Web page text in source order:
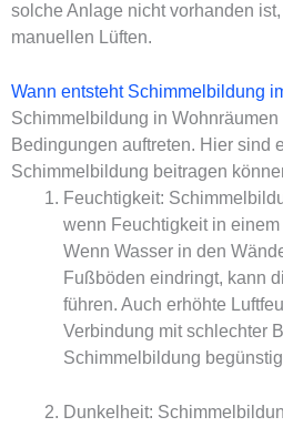
solche Anlage nicht vorhanden
manuellen Lüften.
Wann entsteht Schimmelbildung
Schimmelbildung in
Bedingungen auftreten. Hier sind
Schimmelbildung beitragen
Feuchtigkeit:
wenn Feuchtigkeit in
Wenn Wasser in den
Fußböden eindringt, kann
führen. Auch erhöhte
Verbindung mit schlechter
Schimmelbildung
Dunkelheit: